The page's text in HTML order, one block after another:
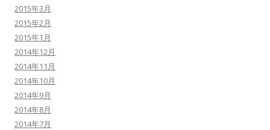
2015年3月
2015年2月
2015年1月
2014年12月
2014年11月
2014年10月
2014年9月
2014年8月
2014年7月